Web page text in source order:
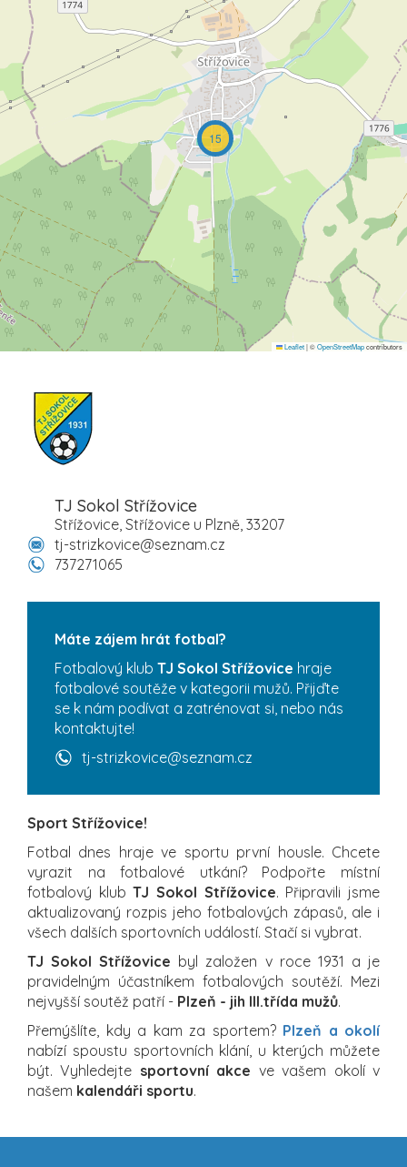
15
Leaflet|©OpenStreetMapcontributors
TJ Sokol Střížovice
Střížovice, Střížovice u Plzně, 33207
tj-strizkovice@seznam.cz
737271065
Máte zájem hrát fotbal?
Fotbalový klub TJ Sokol Střížovice hraje
fotbalové soutěže v kategorii mužů. Přijďte
se k nám podívat a zatrénovat si, nebo nás
kontaktujte!
tj-strizkovice@seznam.cz
Sport Střížovice!
Fotbal dnes hraje ve sportu první housle. Chcete
vyrazit na fotbalové utkání? Podpořte místní
fotbalový klubTJ Sokol Střížovice. Připravili jsme
aktualizovaný rozpis jeho fotbalových zápasů, ale i
všech dalších sportovních událostí. Stačí si vybrat.
TJ Sokol Střížovice byl založen v roce 1931 a je
pravidelným účastníkem fotbalových soutěží. Mezi
nejvyšší soutěž patří - Plzeň - jih III.třída mužů.
Přemýšlíte, kdy a kam za sportem? Plzeň a okolí
nabízí spoustu sportovních klání, u kterých můžete
být. Vyhledejte sportovní akce ve vašem okolí v
našem kalendáři sportu.